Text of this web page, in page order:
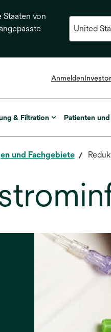
von
Anmelden
& Filtration Patienten
und Fachgebiete